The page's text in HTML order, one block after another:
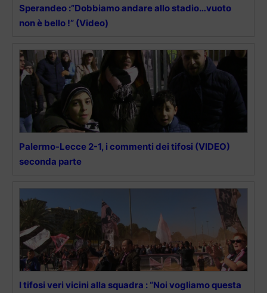
Sperandeo :”Dobbiamo andare allo stadio…vuoto
non è bello !” (Video)
Palermo-Lecce 2-1, i commenti dei tifosi (VIDEO)
seconda parte
I tifosi veri vicini alla squadra : “Noi vogliamo questa